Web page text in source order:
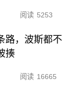
阅读 5253
路，波斯都不
揍
阅读 16665